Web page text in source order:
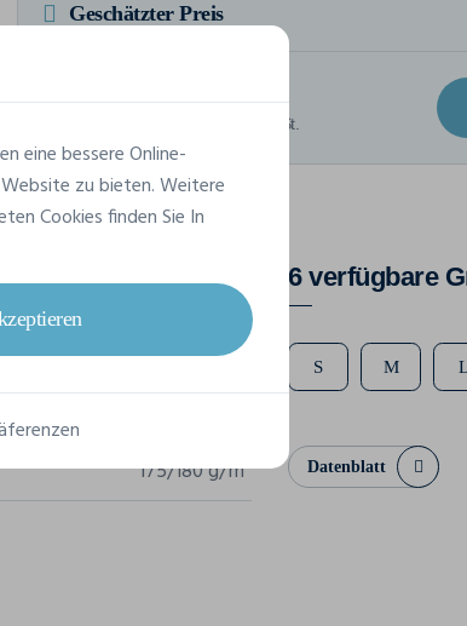
Geschätzter Preis
HTVA Insgesamt 44,03 € inkl. MwSt.
Fol
175/180 g/m²
6 verfügbare
S M
Datenblatt
eine bessere Online-
zu bieten. Weitere
Cookies finden Sie In